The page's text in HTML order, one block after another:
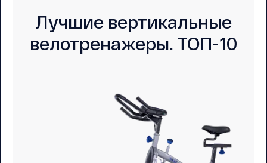
Лучшие вертикальные
велотренажеры. ТОП-10